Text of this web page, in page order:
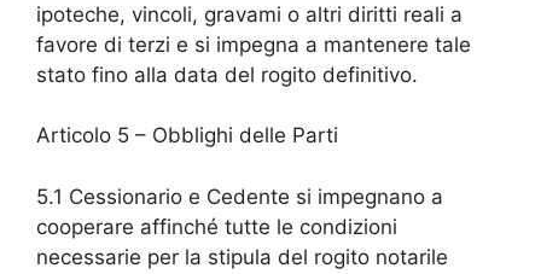
ipoteche, vincoli, gravami o altri diritti reali a
favore di terzi e si impegna a mantenere tale
stato fino alla data del rogito definitivo.
Articolo 5 – Obblighi delle Parti
5.1 Cessionario e Cedente si impegnano a
cooperare affinché tutte le condizioni
necessarie per la stipula del rogito notarile